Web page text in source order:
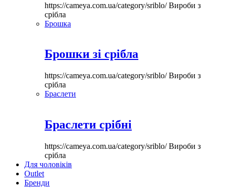
https://cameya.com.ua/category/sriblo/Вироби з
срібла
Брошка
Брошки зі срібла
https://cameya.com.ua/category/sriblo/Вироби з
срібла
Браслети
Браслети срібні
https://cameya.com.ua/category/sriblo/Вироби з
срібла
Для чоловіків
Outlet
Бренди